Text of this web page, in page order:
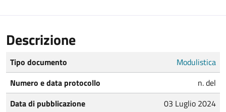
Descrizione
Tipo documento
Modulistica
Numero e data protocollo
n. del
Data di pubblicazione
03 Luglio 2024